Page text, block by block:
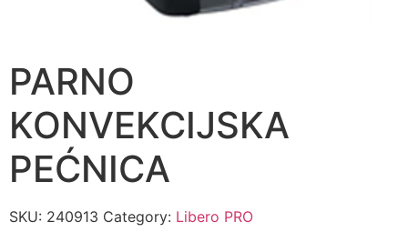
PARNO
KONVEKCIJSKA
PEĆNICA
SKU: 240913 Category: Libero PRO